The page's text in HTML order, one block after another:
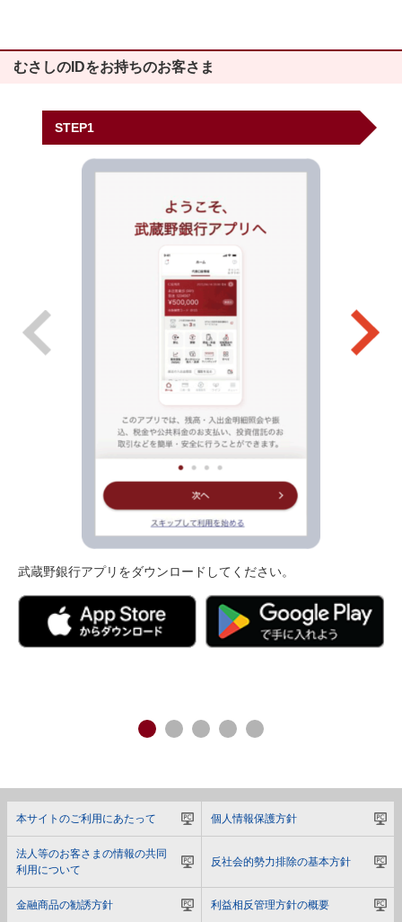
むさしのIDをお持ちのお客さま
STEP1
武蔵野銀行アプリをダウンロードしてください。
本サイトのご利用にあたって 個人情報保護方針
法人等のお客さまの情報の共同
利用について
反社会的勢力排除の基本方針
金融商品の勧誘方針 利益相反管理方針の概要